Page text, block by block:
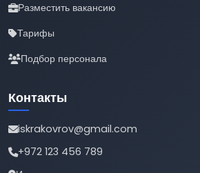
Разместить вакансию
Тарифы
Подбор персонала
Контакты
iskrakovrov@gmail.com
+972 123 456 789